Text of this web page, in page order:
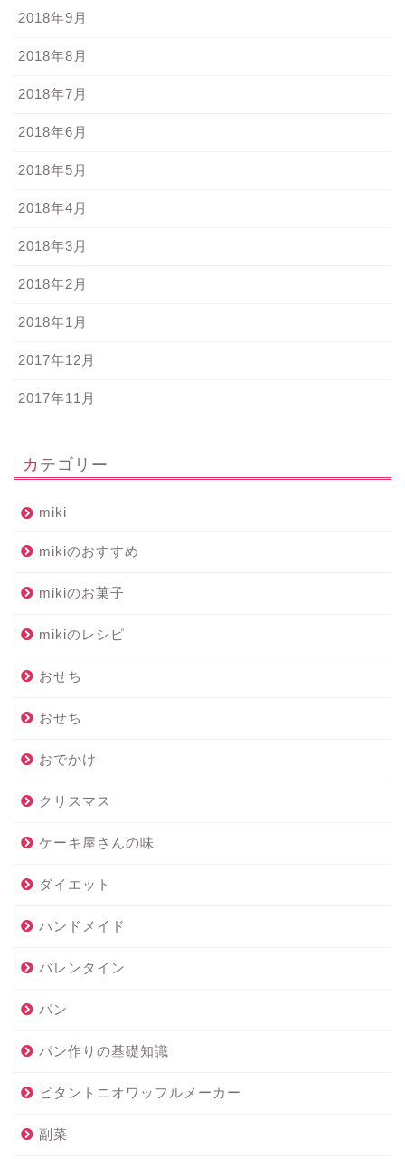
2018年9月
2018年8月
2018年7月
2018年6月
2018年5月
2018年4月
2018年3月
2018年2月
2018年1月
2017年12月
2017年11月
カテゴリー
miki
mikiのおすすめ
mikiのお菓子
mikiのレシピ
おせち
おせち
おでかけ
クリスマス
ケーキ屋さんの味
ダイエット
ハンドメイド
バレンタイン
パン
パン作りの基礎知識
ビタントニオワッフルメーカー
副菜